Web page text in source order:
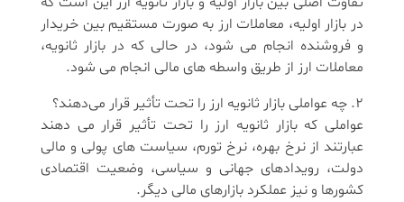
در بازار اولیه، معاملات ارز به صورت مستقیم بین خریدار
و فروشنده انجام می ‌شود، در حالی که در بازار ثانویه،
معاملات ارز از طریق واسطه ‌های مالی انجام می ‌شود.
2. چه عواملی بازار ثانویه ارز را تحت تأثیر قرار می‌دهند؟
عواملی که بازار ثانویه ارز را تحت تأثیر قرار می‌ دهند
عبارتند از نرخ بهره، نرخ تورم، سیاست ‌های پولی و مالی
دولت، رویدادهای جهانی و سیاسی، وضعیت اقتصادی
کشورها و نیز عملکرد بازارهای مالی دیگر.